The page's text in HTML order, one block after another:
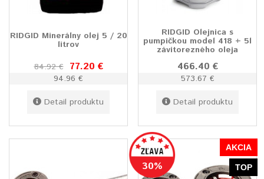
RIDGID Minerálny olej 5 / 20
litrov
84.92 € 77.20 €
94.96 €
Detail produktu
RIDGID Olejnica s
pumpičkou model 418 + 5l
závitorezného oleja
466.40 €
573.67 €
Detail produktu
30%
AKCIA
TOP